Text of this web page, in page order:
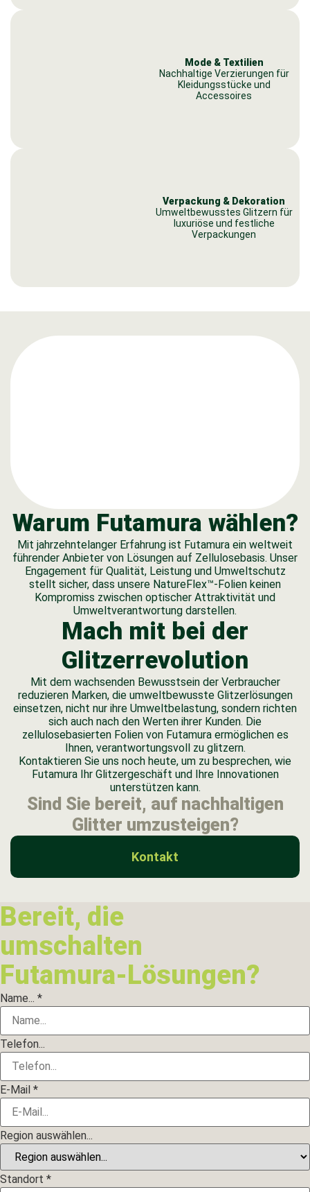
Mode & Textilien
Nachhaltige Verzierungen für
Kleidungsstücke und
Accessoires
Verpackung & Dekoration
Umweltbewusstes Glitzern für
luxuriöse und festliche
Verpackungen
Warum Futamura wählen?
Mit jahrzehntelanger Erfahrung ist Futamura ein weltweit
führender Anbieter von Lösungen auf Zellulosebasis. Unser
Engagement für Qualität, Leistung und Umweltschutz
stellt sicher, dass unsere NatureFlex™-Folien keinen
Kompromiss zwischen optischer Attraktivität und
Umweltverantwortung darstellen.
Mach mit bei der
Glitzerrevolution
Mit dem wachsenden Bewusstsein der Verbraucher
reduzieren Marken, die umweltbewusste Glitzerlösungen
einsetzen, nicht nur ihre Umweltbelastung, sondern richten
sich auch nach den Werten ihrer Kunden. Die
zellulosebasierten Folien von Futamura ermöglichen es
Ihnen, verantwortungsvoll zu glitzern.
Kontaktieren Sie uns noch heute, um zu besprechen, wie
Futamura Ihr Glitzergeschäft und Ihre Innovationen
unterstützen kann.
Sind Sie bereit, auf nachhaltigen
Glitter umzusteigen?
Kontakt
Bereit, die
umschalten
Futamura-Lösungen?
Name... *
Telefon...
E-Mail
Telefon...
Wählen
Sie
E-Mail *
Region auswählen...
Standort *